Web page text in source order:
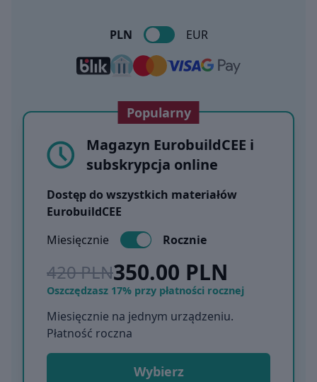
PLN EUR
Popularny
Magazyn EurobuildCEE i
subskrypcja online
Dostęp do wszystkich materiałów
EurobuildCEE
Miesięcznie
Rocznie
420 PLN350.00 PLN
Oszczędzasz 17% przy płatności rocznej
Miesięcznie na jednym urządzeniu.
Płatność roczna
Wybierz